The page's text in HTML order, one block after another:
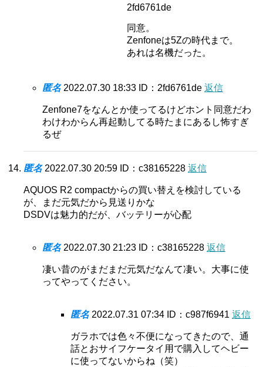
2fd6761de
同意。
Zenfoneは5Zの時代まで。
あれは名機だった。
匿名 2022.07.30 18:33 ID：2fd6761de 返信
Zenfone7をなんとか使ってるけどホント同意だわ
わけわからん再起動してる時たまにあるし怖すぎ
るぜ
匿名 2022.07.30 20:59 ID：c38165228 返信
AQUOS R2 compactからの買い替えを検討している
が、まだ元気だから見送りかな
DSDVは魅力的だが、バッテリーが心配
匿名 2022.07.30 21:23 ID：c38165228 返信
凄い昔のがまだまだ元気だなんて凄い。大事に使
ってやってください。
匿名 2022.07.31 07:34 ID：c987f6941 返信
ガラホでは色々不便になってきたので、通
話とおサイフケータイ用で購入してヘビー
に使ってないからね（笑）